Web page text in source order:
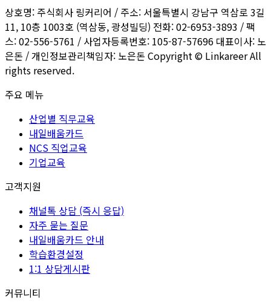
상호명: 주식회사 링커리어 / 주소: 서울특별시 강남구 역삼로 3길
11, 10층 1003호 (역삼동, 광성빌딩) 전화: 02-6953-3893 / 팩
스: 02-556-5761 / 사업자등록번호: 105-87-57696 대표이사: 노
은돈 / 개인정보관리책임자: 노은돈 Copyright © Linkareer All
rights reserved.
주요 메뉴
산업별 직무교육
내일배움카드
NCS 직업교육
기업교육
고객지원
채널톡 상담 (즉시 응답)
자주 묻는 질문
내일배움카드 안내
학습환경설정
1:1 상담게시판
커뮤니티